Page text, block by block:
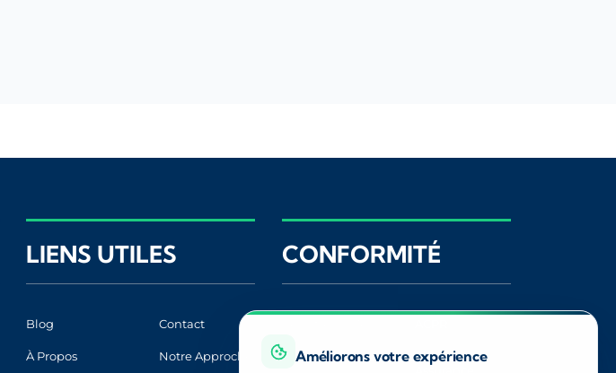
LIENS UTILES
Blog Contact
À Propos Notre Approche
CONFORMITÉ
CNIL
Médiateur
Améliorons votre expérience